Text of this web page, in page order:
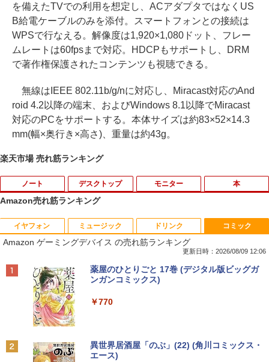
を備えたTVでの利用を想定し、ACアダプタではなくUS
B給電ケーブルのみを添付。スマートフォンとの接続は
WPSで行なえる。解像度は1,920×1,080ドット、フレー
ムレートは60fpsまで対応。HDCPもサポートし、DRM
で著作権保護されたコンテンツも視聴できる。
無線はIEEE 802.11b/g/nに対応し、Miracast対応のAnd
roid 4.2以降の端末、およびWindows 8.1以降でMiracast
対応のPCをサポートする。本体サイズは約83×52×14.3
mm(幅×奥行き×高さ)、重量は約43g。
楽天市場 売れ筋ランキング
ノート
1
【★最大100%ポイント】【大特価!訳あ
り!】富士通 LIFEBOOK A576/第6世代 C
ore i3/メモリ:4GB/SSD:128GB/15.6型液
パソコン ノートパソコン Windows11 W
indows10
￥8,999
【マラソンP5倍/10%オフクーポン】中古
ノートパソコン Windows11 Pro Office
デスクトップ
1
R309-Apple Mac mini A1347 1点 MacO
S Catalina 10.15.7/CPU Core i5-4260U/
メモリ 4GB/SATA 500GB intel HD Grap
★送料無料【中古動作品】
2
中古パソコン | NEC | Mate MRL36L-5 |
Windows11 | デスクトップ | 一年保証 |
第9世代 | Core i3 9100 3.6(〜最大4.2)G
モニター
1
【楽天1位 10.5/11インチ 小型 軽量】モ
バイルモニター 10.5インチ 11インチ フ
ルHD 1080P 100%sRGB 400cd/m? 光沢
C対応 miniHDMI モニター 持ち運び サブ
ディスプレイ ミニPC対応 3年保証 EVICI
【P最大31.5%還元！】Minifire モニター
本
1
[新品]文豪ストレイドッグス (1-28巻 最
新刊) 全巻セット
￥22,264
3歳 4歳 小学館 タッチペン 図鑑 ずかん
はじめて 英語 プレゼント クリスマス お
Amazon売れ筋ランキング
イヤフォン
Anker Soundcore P40i オフホワイト
Anker Soundcore P31i ブラック
ミュージック
BRUCE WAYNE feat. Flo Milli, ATL Jacob
[Explicit]
￥250
BRUCE WAYNE feat. Flo Milli, ATL Jacob
[Explicit]
ドリンク
【Amazon.co.jp限定】 い・ろ・は・す 2L P
ET ラベルレス ×8本
￥1,112
by Amazon 天然水 ラベルレス 500ml ×24本
富士山の天然水 バナジウム含有 水 ミネラル
コミック
Amazon ゲーミングデバイス の売れ筋ランキング
更新日時：2026/08/09 12:06
薬屋のひとりごと 17巻 (デジタル版ビッグガ
ンガンコミックス)
￥770
異世界居酒屋「のぶ」(22) (角川コミックス・
エース)